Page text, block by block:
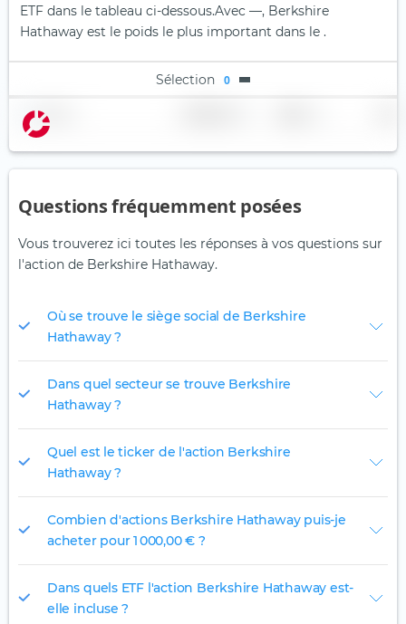
ETF dans le tableau ci-dessous.Avec —, Berkshire
Hathaway est le poids le plus important dans le .
Sélection 0
Nom
Questions fréquemment posées
Vous trouverez ici toutes les réponses à vos questions sur
l'action de Berkshire Hathaway.
Où se trouve le siège social de Berkshire
Hathaway ?
Dans quel secteur se trouve Berkshire
Hathaway ?
Quel est le ticker de l'action Berkshire
Hathaway ?
Combien d'actions Berkshire Hathaway puis-je
acheter pour 1 000,00 € ?
Dans quels ETF l'action Berkshire Hathaway est-
elle incluse ?